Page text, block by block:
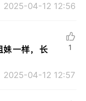
2025-04-12 12:56
妹一样，长
2025-04-12 12:57
1